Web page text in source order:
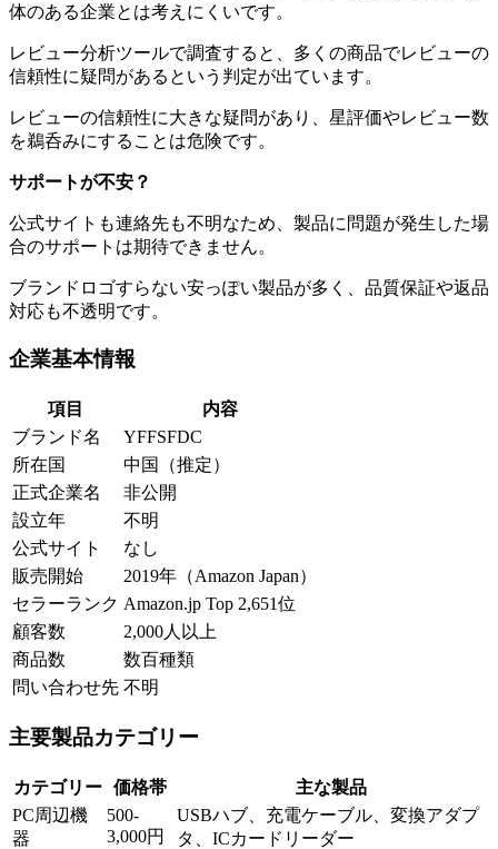
体のある企業とは考えにくいです。
レビュー分析ツールで調査すると、多くの商品でレビューの
信頼性に疑問があるという判定が出ています。
レビューの信頼性に大きな疑問があり、星評価やレビュー数
を鵜呑みにすることは危険です。
サポートが不安？
公式サイトも連絡先も不明なため、製品に問題が発生した場
合のサポートは期待できません。
ブランドロゴすらない安っぽい製品が多く、品質保証や返品
対応も不透明です。
企業基本情報
項目
内容
ブランド名
YFFSFDC
所在国
中国（推定）
正式企業名
非公開
設立年
不明
公式サイト
なし
販売開始
2019年（Amazon Japan）
セラーランク Amazon.jp Top 2,651位
顧客数
2,000人以上
商品数
数百種類
問い合わせ先 不明
主要製品カテゴリー
カテゴリー 価格帯
主な製品
PC周辺機
器
500-
3,000円
USBハブ、充電ケーブル、変換アダプ
タ、ICカードリーダー